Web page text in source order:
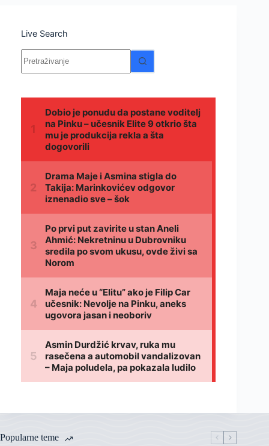
Live Search
Nema
rezultata.
Popularne teme